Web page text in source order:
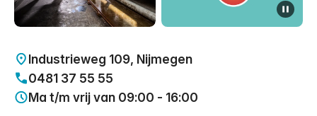
Industrieweg 109, Nijmegen
0481 37 55 55
Ma t/m vrij van 09:00 - 16:00
Toon alles